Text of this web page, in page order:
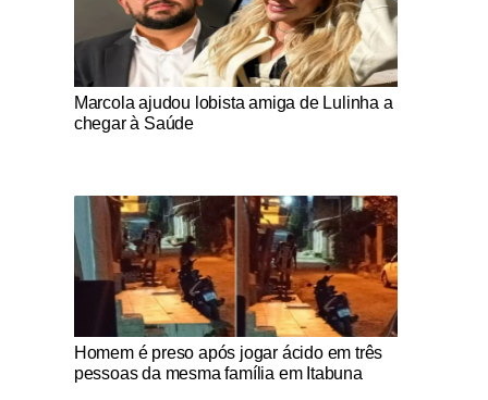
Notícias Católicas
Marcola ajudou lobista amiga de Lulinha a
chegar à Saúde
Notícias Católicas
Homem é preso após jogar ácido em três
pessoas da mesma família em Itabuna